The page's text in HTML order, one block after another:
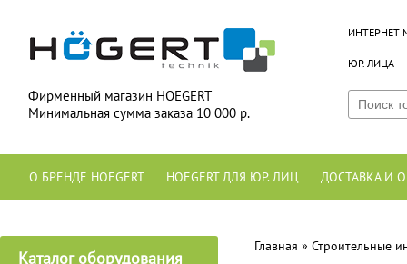
Фирменный магазин HOEGERT
Минимальная сумма заказа 10 000 р.
ИНТЕРНЕТ
ЮР. ЛИЦА
О БРЕНДЕ HOEGERT HOEGERT ДЛЯ ЮР. ЛИЦ ДОСТАВКА И
Каталог оборудования
Главная » Строительные